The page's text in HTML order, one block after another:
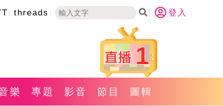
threads 登入
1
樂 專題 影音 節目 圖輯